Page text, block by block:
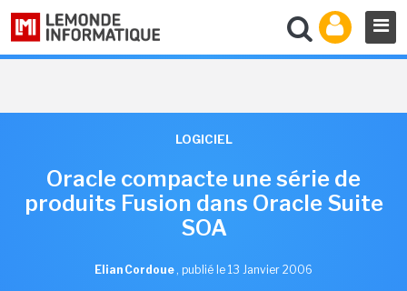
LOGICIEL
Oracle compacte une série de
produits Fusion dans Oracle Suite
SOA
Elian Cordoue , publié le 13 Janvier 2006